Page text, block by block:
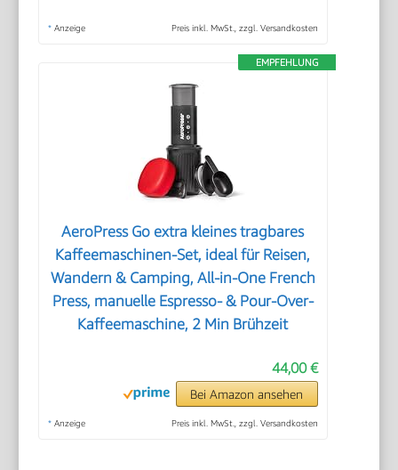
* Anzeige Preis inkl. MwSt., zzgl. Versandkosten
EMPFEHLUNG
AeroPress Go extra kleines tragbares
Kaffeemaschinen-Set, ideal für Reisen,
Wandern & Camping, All-in-One French
Press, manuelle Espresso- & Pour-Over-
Kaffeemaschine, 2 Min Brühzeit
44,00 €
Bei Amazon ansehen
* Anzeige Preis inkl. MwSt., zzgl. Versandkosten